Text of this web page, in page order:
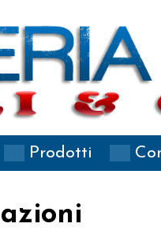
Prodotti